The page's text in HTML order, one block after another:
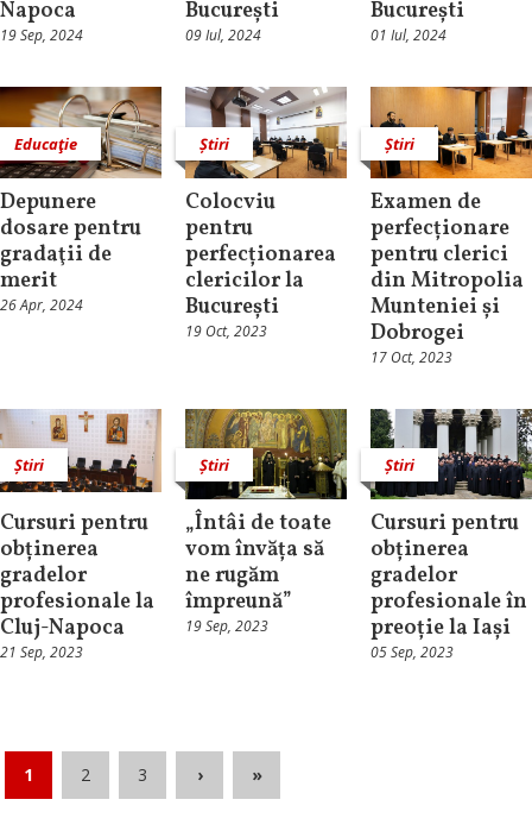
Napoca
19 Sep, 2024
București
09 Iul, 2024
București
01 Iul, 2024
Educaţie
Depunere
dosare pentru
gradaţii de
merit
26 Apr, 2024
Știri
Colocviu
pentru
perfecționarea
clericilor la
București
19 Oct, 2023
Știri
Examen de
perfecționare
pentru clerici
din Mitropolia
Munteniei și
Dobrogei
17 Oct, 2023
Știri
Cursuri pentru
obținerea
gradelor
profesionale la
Cluj-Napoca
21 Sep, 2023
Știri
„Întâi de toate
vom învăța să
ne rugăm
împreună”
19 Sep, 2023
Știri
Cursuri pentru
obținerea
gradelor
profesionale în
preoție la Iași
05 Sep, 2023
1 2 3 › »